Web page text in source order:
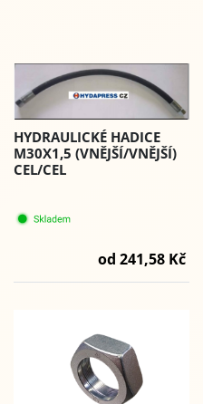
HYDRAULICKÉ HADICE
M30X1,5 (VNĚJŠÍ/VNĚJŠÍ)
CEL/CEL
od 241,58 Kč